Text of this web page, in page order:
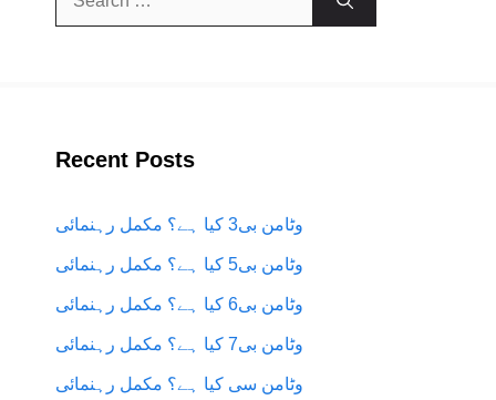
Recent Posts
وٹامن بی3 کیا ہے؟ مکمل رہنمائی
وٹامن بی5 کیا ہے؟ مکمل رہنمائی
وٹامن بی6 کیا ہے؟ مکمل رہنمائی
وٹامن بی7 کیا ہے؟ مکمل رہنمائی
وٹامن سی کیا ہے؟ مکمل رہنمائی